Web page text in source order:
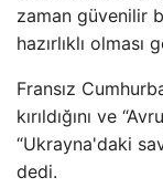
zaman güvenilir
hazırlıklı
Fransız
kırıldığını ve
“Ukrayna'daki
dedi.